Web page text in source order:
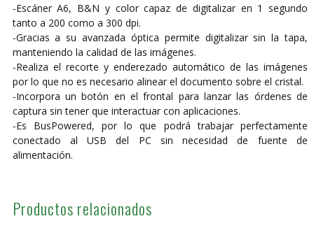
-Escáner A6, B&N y color capaz de digitalizar en 1 segundo
tanto a 200 como a 300 dpi.
-Gracias a su avanzada óptica permite digitalizar sin la tapa,
manteniendo la calidad de las imágenes.
-Realiza el recorte y enderezado automático de las imágenes
por lo que no es necesario alinear el documento sobre el cristal.
-Incorpora un botón en el frontal para lanzar las órdenes de
captura sin tener que interactuar con aplicaciones.
-Es BusPowered, por lo que podrá trabajar perfectamente
conectado al USB del PC sin necesidad de fuente de
alimentación.
Productos relacionados